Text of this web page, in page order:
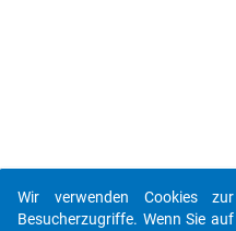
Wir verwenden Cookies
Besucherzugriffe. Wenn Sie